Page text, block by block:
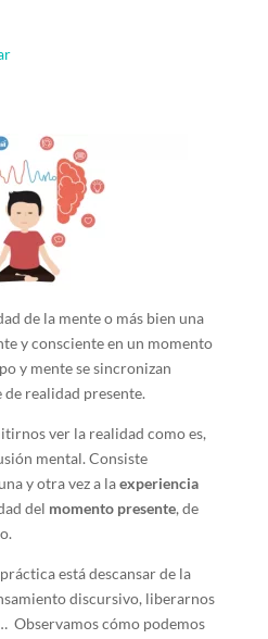
de la mente o más bien una
y consciente en un momento
y mente se sincronizan
realidad presente.
ver la realidad como es,
mental. Consiste
y otra vez a laexperiencia
del momento presente, de
está descansar de la
discursivo, liberarnos
Observamos cómo podemos